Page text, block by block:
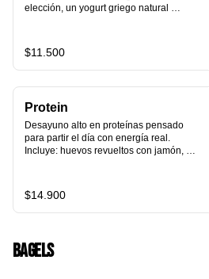
elección, un yogurt griego natural
Breakfast y granola (endulzada con
miel), más un café o té a elección y un
trozo de queque de zanahoria sin
azúcar ni lactosa, endulzado con
$11.500
Protein
Desayuno alto en proteínas pensado
para partir el día con energía real.
Incluye: huevos revueltos con jamón,
mermelada de arándanos y granola
receta exclusiva The Breakfast, porción
de mantequilla de maní natural y café o
$14.900
Bagels